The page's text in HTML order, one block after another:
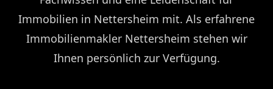
Immobilien in Nettersheim mit. Als erfahrene
Immobilienmakler Nettersheim stehen wir
Ihnen persönlich zur Verfügung.